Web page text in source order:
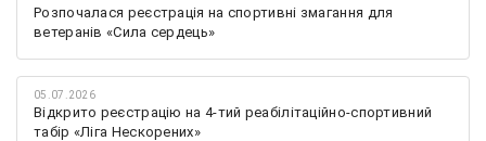
Розпочалася реєстрація на спортивні змагання для
ветеранів «Сила сердець»
05.07.2026
Відкрито реєстрацію на 4-тий реабілітаційно-спортивний
табір «Ліга Нескорених»